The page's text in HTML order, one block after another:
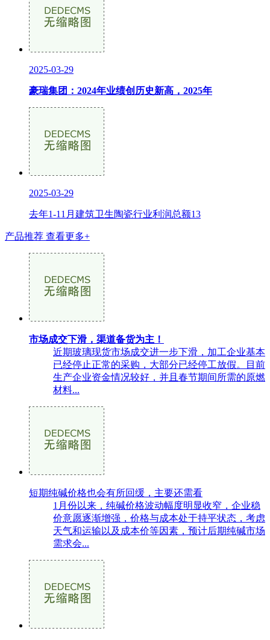
2025-03-29
豪瑞集团：2024年业绩创历史新高，2025年
2025-03-29
去年1-11月建筑卫生陶瓷行业利润总额13
产品推荐 查看更多+
市场成交下滑，渠道备货为主！
近期玻璃现货市场成交进一步下滑，加工企业基本
已经停止正常的采购，大部分已经停工放假。目前
生产企业资金情况较好，并且春节期间所需的原燃
材料...
短期纯碱价格也会有所回缓，主要还需看
1月份以来，纯碱价格波动幅度明显收窄，企业稳
价意愿逐渐增强，价格与成本处于持平状态，考虑
天气和运输以及成本价等因素，预计后期纯碱市场
需求会...